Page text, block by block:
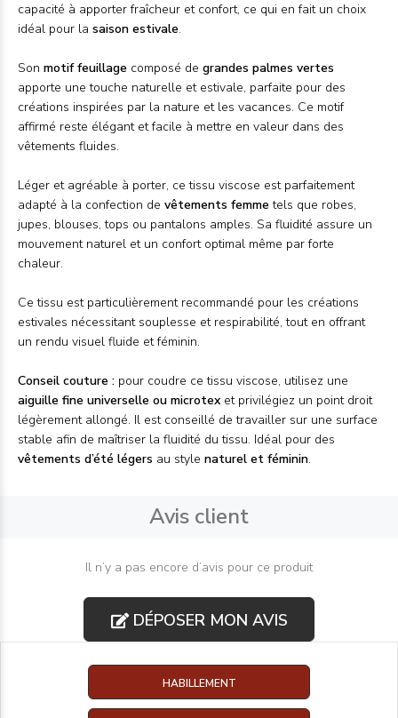
capacité à apporter fraîcheur et confort, ce qui en fait un choix
idéal pour la saison estivale.
Son motif feuillage composé de grandes palmes vertes
apporte une touche naturelle et estivale, parfaite pour des
créations inspirées par la nature et les vacances. Ce motif
affirmé reste élégant et facile à mettre en valeur dans des
vêtements fluides.
Léger et agréable à porter, ce tissu viscose est parfaitement
adapté à la confection de vêtements femme tels que robes,
jupes, blouses, tops ou pantalons amples. Sa fluidité assure un
mouvement naturel et un confort optimal même par forte
chaleur.
Ce tissu est particulièrement recommandé pour les créations
estivales nécessitant souplesse et respirabilité, tout en offrant
un rendu visuel fluide et féminin.
Conseil couture : pour coudre ce tissu viscose, utilisez une
aiguille fine universelle ou microtexet privilégiez un point droit
légèrement allongé. Il est conseillé de travailler sur une surface
stable afin de maîtriser la fluidité du tissu. Idéal pour des
vêtements d’été légers au style naturel et féminin.
Avis client
Il n’y a pas encore d’avis pour ce produit
DÉPOSER MON AVIS
HABILLEMENT